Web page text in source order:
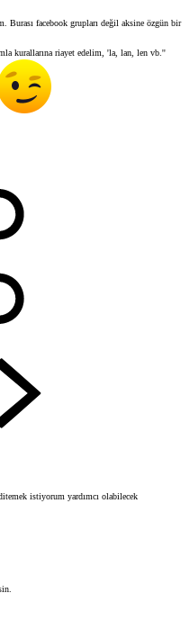
Burası facebook grupları değil aksine özgün bir
kurallarına riayet edelim, 'la, lan, len vb.''
istiyorum yardımcı olabilecek